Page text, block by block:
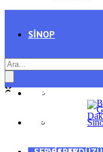
SINOP
AYANCIK
GENEL
SPOR